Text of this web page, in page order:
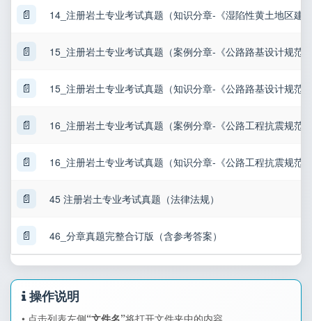
📄 14_注册岩土专业考试真题（知识分章-《湿陷性黄土地区建
📄 15_注册岩土专业考试真题（案例分章-《公路路基设计规范
📄 15_注册岩土专业考试真题（知识分章-《公路路基设计规范
📄 16_注册岩土专业考试真题（案例分章-《公路工程抗震规范
📄 16_注册岩土专业考试真题（知识分章-《公路工程抗震规范
📄 45 注册岩土专业考试真题（法律法规）
📄 46_分章真题完整合订版（含参考答案）
操作说明
• 点击列表左侧“文件名”将打开文件夹中的内容。